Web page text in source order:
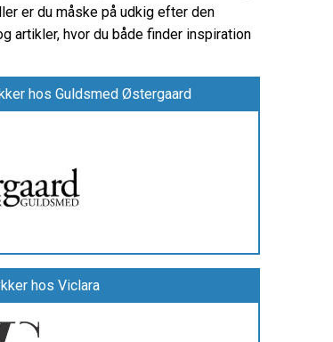
er du måske på udkig efter den
artikler, hvor du både finder inspiration
hos Guldsmed Østergaard
hos Viclara